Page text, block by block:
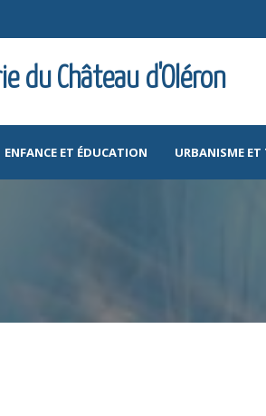
du Château d'Oléron
ENFANCE ET ÉDUCATION URBANISME